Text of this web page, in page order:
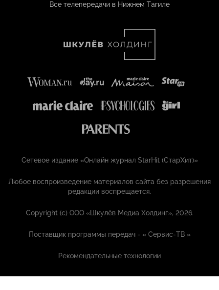
Все телепередачи в Нижнем Тагиле
Сетевое издание «Онлайн журнал StarHit (СтарХит)»
Любое воспроизведение материалов сайта без разрешения
редакции воспрещается.
Copyright (с) ООО «Шкулёв Медиа Холдинг», 2026.
Поставщик программы передач - «Сервис-ТВ »
Рекомендательные технологии